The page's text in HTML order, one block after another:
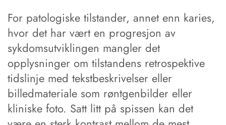
For patologiske tilstander, annet enn karies,
hvor det har vært en progresjon av
sykdomsutviklingen mangler det
opplysninger om tilstandens retrospektive
tidslinje med tekstbeskrivelser eller
billedmateriale som røntgenbilder eller
kliniske foto. Satt litt på spissen kan det